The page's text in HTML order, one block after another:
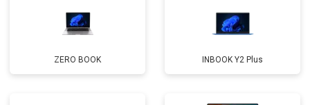
Замена микрофона от 2600 ₽ Заказать
Замена оперативной памяти от 1100 ₽ Заказать
Прошивка BIOS от 1500 ₽ Заказать
ZERO BOOK INBOOK Y2 Plus